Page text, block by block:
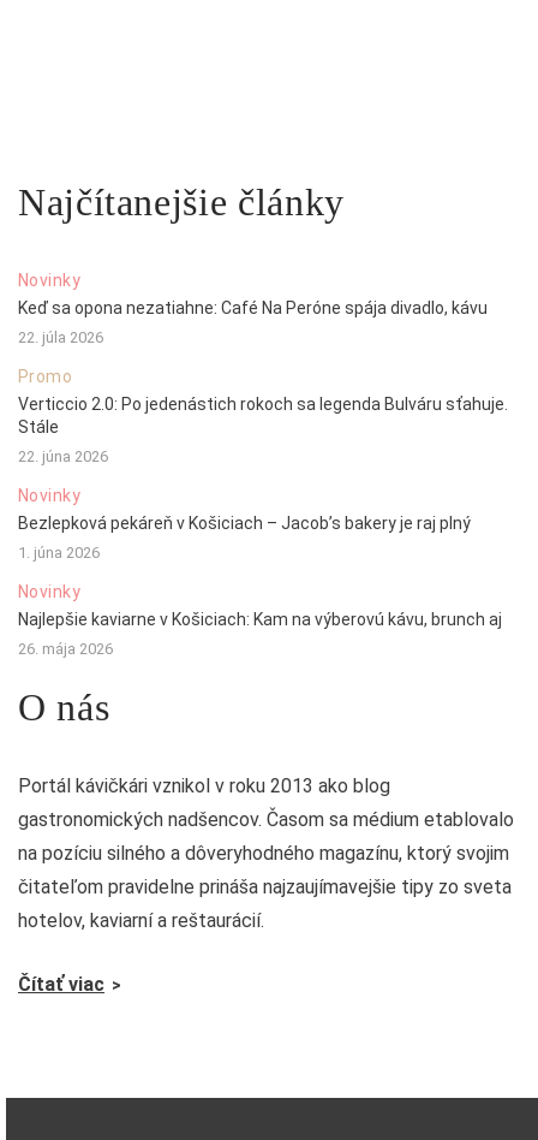
Najčítanejšie články
Novinky
Keď sa opona nezatiahne: Café Na Peróne spája divadlo, kávu
22. júla 2026
Promo
Verticcio 2.0: Po jedenástich rokoch sa legenda Bulváru sťahuje.
Stále
22. júna 2026
Novinky
Bezlepková pekáreň v Košiciach – Jacob’s bakery je raj plný
1. júna 2026
Novinky
Najlepšie kaviarne v Košiciach: Kam na výberovú kávu, brunch aj
26. mája 2026
O nás
Portál kávičkári vznikol v roku 2013 ako blog
gastronomických nadšencov. Časom sa médium etablovalo
na pozíciu silného a dôveryhodného magazínu, ktorý svojim
čitateľom pravidelne prináša najzaujímavejšie tipy zo sveta
hotelov, kaviarní a reštaurácií.
Čítať viac